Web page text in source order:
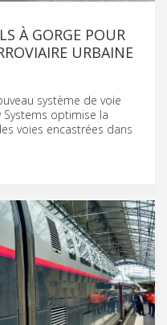
À GORGE POUR
URBAINE
système de voie
Systems optimise la
voies encastrées dans